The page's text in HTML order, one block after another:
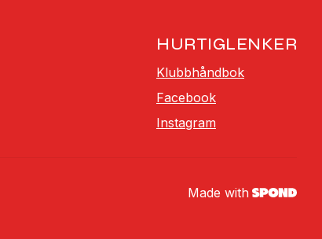
HURTIGLENKER
Klubbhåndbok
Facebook
Instagram
Made with